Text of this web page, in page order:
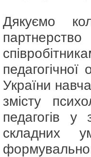
Дякуємо
України
змісту
педагогів у
складних